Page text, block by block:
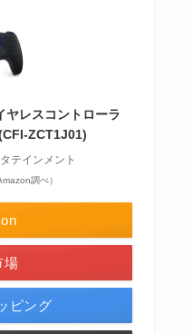
ヤレスコントローラ
ZCT1J01)
テインメント
調べ）
場
ピング